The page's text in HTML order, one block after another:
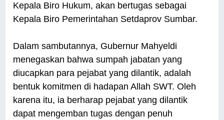
Kepala Biro Hukum, akan bertugas sebagai
Kepala Biro Pemerintahan Setdaprov Sumbar.
Dalam sambutannya, Gubernur Mahyeldi
menegaskan bahwa sumpah jabatan yang
diucapkan para pejabat yang dilantik, adalah
bentuk komitmen di hadapan Allah SWT. Oleh
karena itu, ia berharap pejabat yang dilantik
dapat mengemban tugas dengan penuh